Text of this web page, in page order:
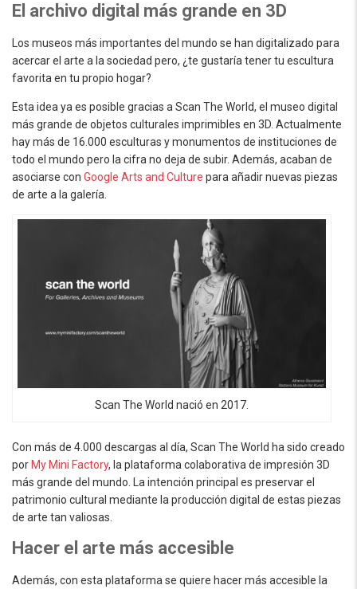
El archivo digital más grande en 3D
Los museos más importantes del mundo se han digitalizado para
acercar el arte a la sociedad pero, ¿te gustaría tener tu escultura
favorita en tu propio hogar?
Esta idea ya es posible gracias a Scan The World, el museo digital
más grande de objetos culturales imprimibles en 3D. Actualmente
hay más de 16.000 esculturas y monumentos de instituciones de
todo el mundo pero la cifra no deja de subir. Además, acaban de
asociarse con Google Arts and Culture para añadir nuevas piezas
de arte a la galería.
Scan The World nació en 2017.
Con más de 4.000 descargas al día, Scan The World ha sido creado
porMy Mini Factory, la plataforma colaborativa de impresión 3D
más grande del mundo. La intención principal es preservar el
patrimonio cultural mediante la producción digital de estas piezas
de arte tan valiosas.
Hacer el arte más accesible
Además, con esta plataforma se quiere hacer más accesible la